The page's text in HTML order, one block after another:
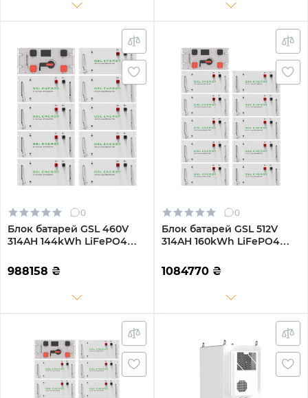
0
Блок батарей GSL 460V
314AH 144kWh LiFePO4
988158 ₴
0
Блок батарей GSL 512V
314AH 160kWh LiFePO4
1084770 ₴